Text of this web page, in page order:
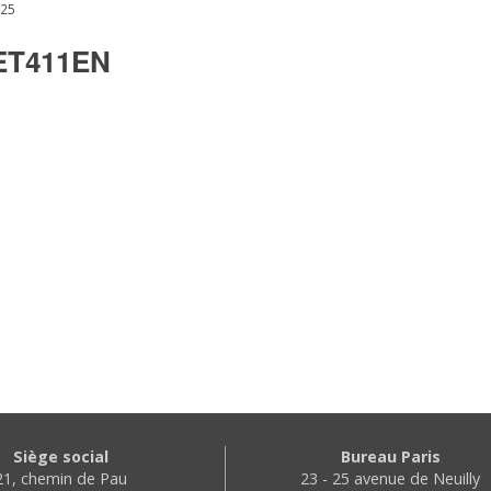
Siège social
chemin de Pau
Bureau Paris
23 - 25 avenue de Neuilly